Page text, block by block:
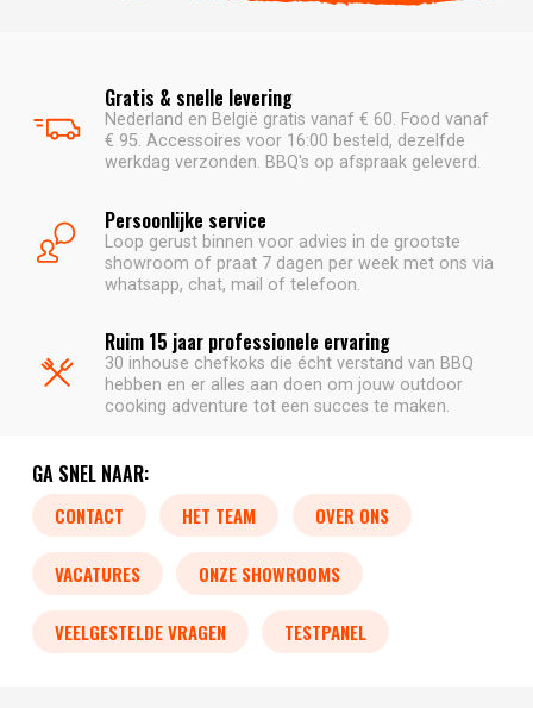
Gratis & snelle levering
Nederland en België gratis vanaf € 60. Food vanaf
€ 95. Accessoires voor 16:00 besteld, dezelfde
werkdag verzonden. BBQ's op afspraak geleverd.
Persoonlijke service
Loop gerust binnen voor advies in de grootste
showroom of praat 7 dagen per week met ons via
whatsapp, chat, mail of telefoon.
Ruim 15 jaar professionele ervaring
30 inhouse chefkoks die écht verstand van BBQ
hebben en er alles aan doen om jouw outdoor
cooking adventure tot een succes te maken.
GA SNEL NAAR:
CONTACT HET TEAM OVER ONS
VACATURES ONZE SHOWROOMS
VEELGESTELDE VRAGEN TESTPANEL